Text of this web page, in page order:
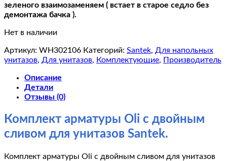
зеленого взаимозаменяем ( встает в старое седло без
демонтажа бачка ).
Нет в наличии
Артикул: WH302106 Категорий: Santek, Для напольных
унитазов, Для унитазов, Комплектующие, Производитель
Описание
Детали
Отзывы (0)
Комплект арматуры Oli с двойным
сливом для унитазов Santek.
Комплект арматуры Oli с двойным сливом для унитазов